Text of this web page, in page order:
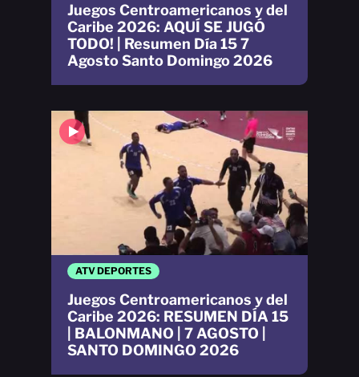
ATV DEPORTES
Juegos Centroamericanos y del
Caribe 2026: RESUMEN DÍA 15
| BALONMANO | 7 AGOSTO |
SANTO DOMINGO 2026
Juegos Centroamericanos y del
Caribe 2026: AQUÍ SE JUGÓ
TODO! | Resumen Día 15 7
Agosto Santo Domingo 2026